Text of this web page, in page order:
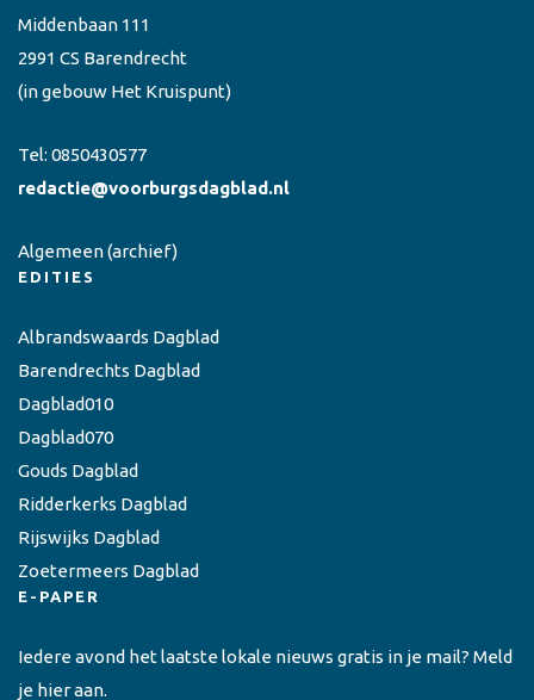
Middenbaan 111
2991 CS Barendrecht
(in gebouw Het Kruispunt)
Tel: 0850430577
redactie@voorburgsdagblad.nl
Algemeen(archief)
EDITIES
Albrandswaards Dagblad
Barendrechts Dagblad
Dagblad010
Dagblad070
Gouds Dagblad
Ridderkerks Dagblad
Rijswijks Dagblad
Zoetermeers Dagblad
E-PAPER
Iedere avond het laatste lokale nieuws gratis in je mail? Meld
je hier aan.